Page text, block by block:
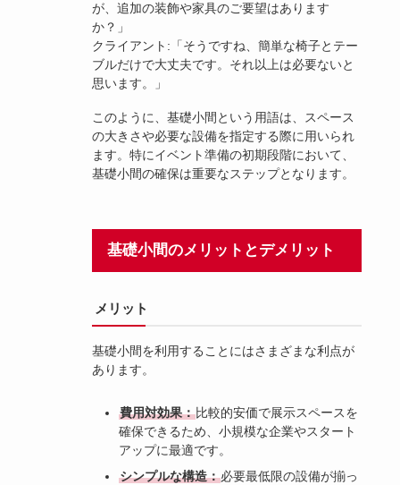
が、追加の装飾や家具のご要望はあります
か？」
クライアント:「そうですね、簡単な椅子とテー
ブルだけで大丈夫です。それ以上は必要ないと
思います。」
このように、基礎小間という用語は、スペース
の大きさや必要な設備を指定する際に用いられ
ます。特にイベント準備の初期段階において、
基礎小間の確保は重要なステップとなります。
基礎小間のメリットとデメリット
メリット
基礎小間を利用することにはさまざまな利点が
あります。
費用対効果：比較的安価で展示スペースを
確保できるため、小規模な企業やスタート
アップに最適です。
シンプルな構造：必要最低限の設備が揃っ